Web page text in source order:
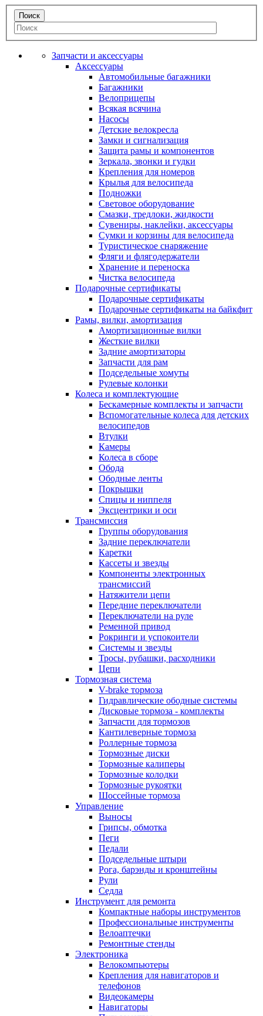
Запчасти и аксессуары
Аксессуары
Автомобильные багажники
Багажники
Велоприцепы
Всякая всячина
Насосы
Детские велокресла
Замки и сигнализация
Защита рамы и компонентов
Зеркала, звонки и гудки
Крепления для номеров
Крылья для велосипеда
Подножки
Световое оборудование
Смазки, тредлоки, жидкости
Сувениры, наклейки, аксессуары
Сумки и корзины для велосипеда
Туристическое снаряжение
Фляги и флягодержатели
Хранение и переноска
Чистка велосипеда
Подарочные сертификаты
Подарочные сертификаты
Подарочные сертификаты на байкфит
Рамы, вилки, амортизация
Амортизационные вилки
Жесткие вилки
Задние амортизаторы
Запчасти для рам
Подседельные хомуты
Рулевые колонки
Колеса и комплектующие
Бескамерные комплекты и запчасти
Вспомогательные колеса для детских
велосипедов
Втулки
Камеры
Колеса в сборе
Обода
Ободные ленты
Покрышки
Спицы и ниппеля
Эксцентрики и оси
Трансмиссия
Группы оборудования
Задние переключатели
Каретки
Кассеты и звезды
Компоненты электронных
трансмиссий
Натяжители цепи
Передние переключатели
Переключатели на руле
Ременной привод
Рокринги и успокоители
Системы и звезды
Тросы, рубашки, расходники
Цепи
Тормозная система
V-brake тормоза
Гидравлические ободные системы
Дисковые тормоза - комплекты
Запчасти для тормозов
Кантилеверные тормоза
Роллерные тормоза
Тормозные диски
Тормозные калиперы
Тормозные колодки
Тормозные рукоятки
Шоссейные тормоза
Управление
Выносы
Грипсы, обмотка
Пеги
Педали
Подседельные штыри
Рога, барэнды и кронштейны
Рули
Седла
Инструмент для ремонта
Компактные наборы инструментов
Профессиональные инструменты
Велоаптечки
Ремонтные стенды
Электроника
Велокомпьютеры
Крепления для навигаторов и
телефонов
Видеокамеры
Навигаторы